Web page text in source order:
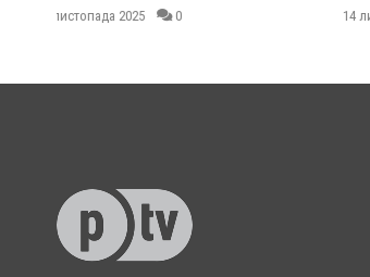
14 листопада 2025